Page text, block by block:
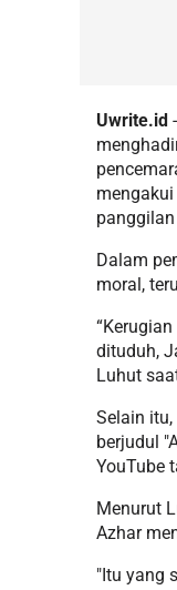
Uwrite.id
Dalam
moral,
dituduh,
Luhut
Selain
berjudul
YouTube
Menurut
Azhar
"Itu yang